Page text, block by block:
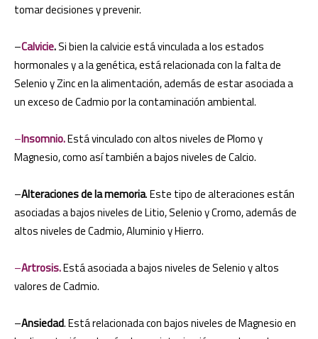
tomar decisiones y prevenir.
–Calvicie.Si bien la calvicie está vinculada a los estados
hormonales y a la genética, está relacionada con la falta de
Selenio y Zinc en la alimentación, además de estar asociada a
un exceso de Cadmio por la contaminación ambiental.
–Insomnio.Está vinculado con altos niveles de Plomo y
Magnesio, como así también a bajos niveles de Calcio.
–Alteraciones de la memoria. Este tipo de alteraciones están
asociadas a bajos niveles de Litio, Selenio y Cromo, además de
altos niveles de Cadmio, Aluminio y Hierro.
–Artrosis.Estáasociada a bajos niveles de Selenio y altos
valores de Cadmio.
–Ansiedad. Está relacionada con bajos niveles de Magnesio en